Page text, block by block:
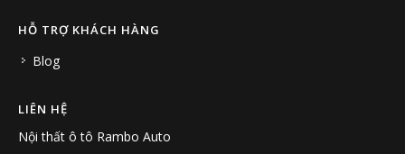
HỖ TRỢ KHÁCH HÀNG
Blog
LIÊN HỆ
Nội thất ô tô Rambo Auto